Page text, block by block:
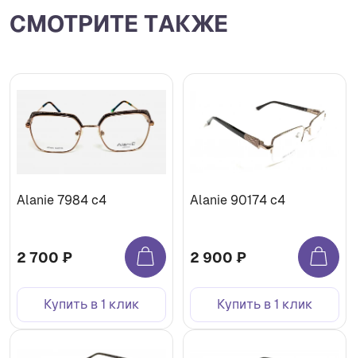
СМОТРИТЕ ТАКЖЕ
Alanie 7984 c4
2 700 ₽
Купить в 1 клик
Alanie 90174 c4
2 900 ₽
Купить в 1 клик